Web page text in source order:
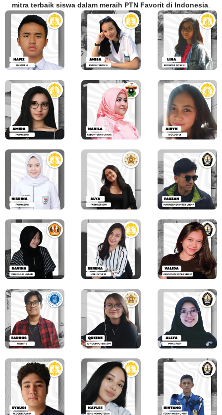
mitra terbaik siswa dalam meraih PTN Favorit di Indonesia